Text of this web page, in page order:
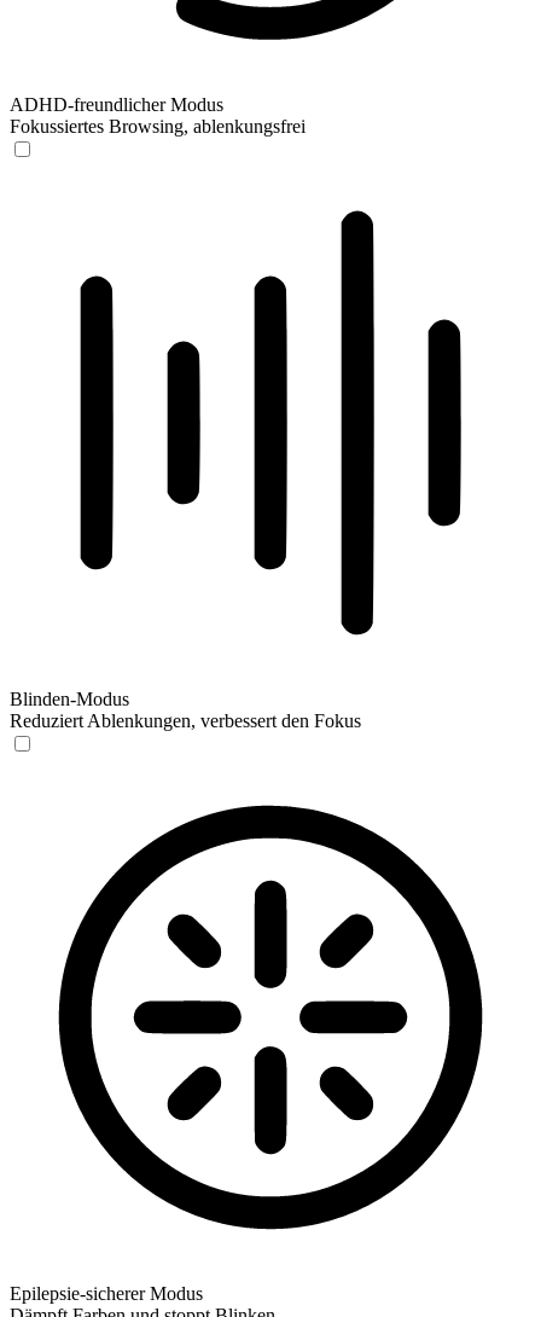
ADHD-freundlicher Modus
Fokussiertes Browsing, ablenkungsfrei
Blinden-Modus
Reduziert Ablenkungen, verbessert den Fokus
Epilepsie-sicherer Modus